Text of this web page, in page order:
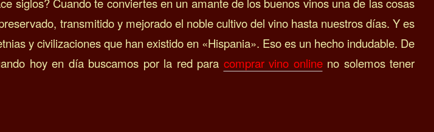
transmitido y mejorado el noble cultivo del vino hasta nuestros días. Y es
y civilizaciones que han existido en «Hispania». Eso es un hecho indudable. De
hoy en día buscamos por la red para comprar vino onlineno solemos tener